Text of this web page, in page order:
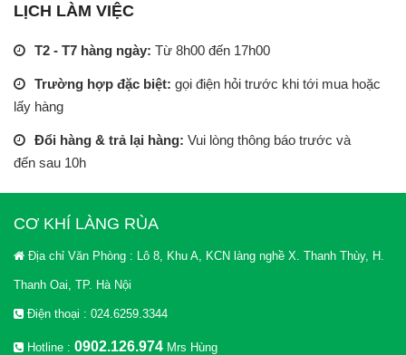
LỊCH LÀM VIỆC
T2 - T7 hàng ngày: Từ 8h00 đến 17h00
Trường hợp đặc biệt: gọi điện hỏi trước khi tới mua hoặc
lấy hàng
Đổi hàng & trả lại hàng: Vui lòng thông báo trước và
đến sau 10h
CƠ KHÍ LÀNG RÙA
Địa chỉ Văn Phòng : Lô 8, Khu A, KCN làng nghề X. Thanh Thùy, H.
Thanh Oai, TP. Hà Nội
Điện thoại : 024.6259.3344
Hotline : 0902.126.974 Mrs Hùng